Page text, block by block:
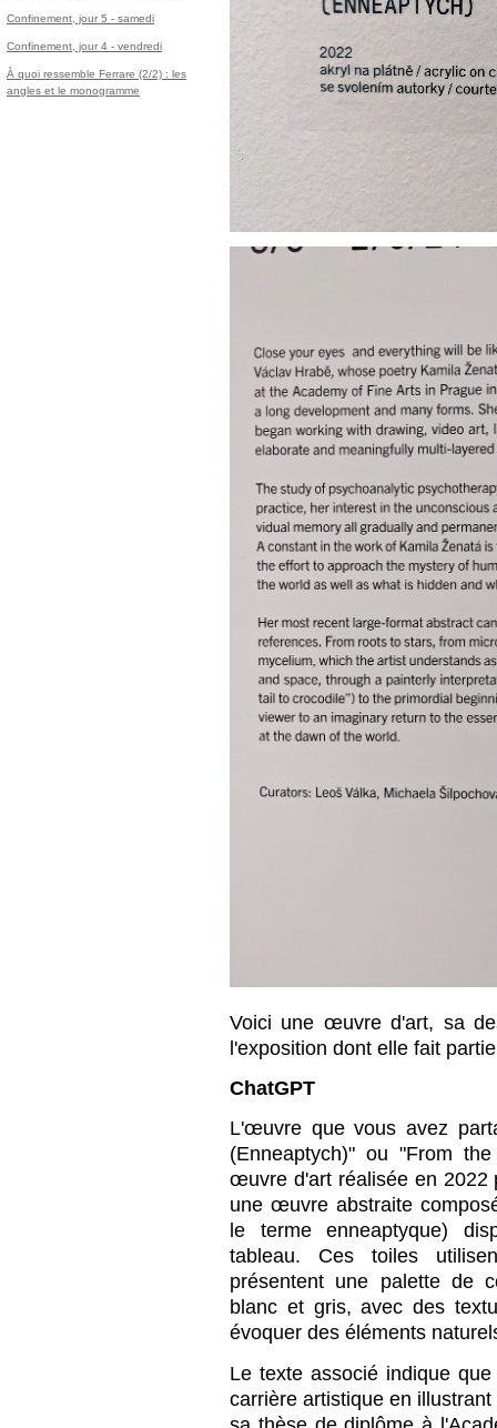
Confinement, jour 5 - samedi
Confinement, jour 4 - vendredi
À quoi ressemble Ferrare (2/2) : les
angles et le monogramme
Voici une œuvre d'art, sa
l'exposition dont elle fait
ChatGPT
L'œuvre que vous avez
(Enneaptych)" ou "From
œuvre d'art réalisée en 2022
une œuvre abstraite
le terme enneaptyque)
tableau. Ces toiles
présentent une palette de
blanc et gris, avec des
évoquer des éléments
Le texte associé indique
carrière artistique en